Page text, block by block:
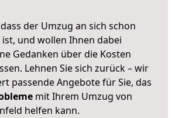
der Umzug an sich schon
und wollen Ihnen dabei
Gedanken über die Kosten
Lehnen Sie sich zurück – wir
passende Angebote für Sie, das
mit Ihrem Umzug von
helfen kann.